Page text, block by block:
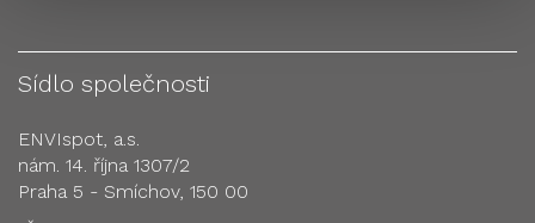
Sídlo společnosti
ENVIspot, a.s.
nám. 14. října 1307/2
Praha 5 - Smíchov, 150 00